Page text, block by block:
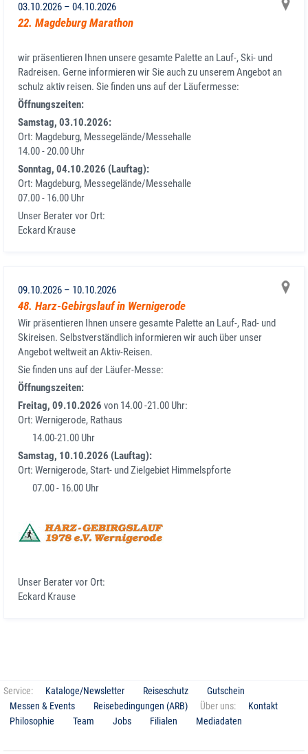
03.10.2026 – 04.10.2026
22. Magdeburg Marathon
wir präsentieren Ihnen unsere gesamte Palette an Lauf-, Ski- und
Radreisen. Gerne informieren wir Sie auch zu unserem Angebot an
schulz aktiv reisen. Sie finden uns auf der Läufermesse:
Öffnungszeiten:
Samstag, 03.10.2026:
Ort: Magdeburg, Messegelände/Messehalle
14.00 - 20.00 Uhr
Sonntag, 04.10.2026 (Lauftag):
Ort: Magdeburg, Messegelände/Messehalle
07.00 - 16.00 Uhr
Unser Berater vor Ort:
Eckard Krause
09.10.2026 – 10.10.2026
48. Harz-Gebirgslauf in Wernigerode
Wir präsentieren Ihnen unsere gesamte Palette an Lauf-, Rad- und
Skireisen. Selbstverständlich informieren wir auch über unser
Angebot weltweit an Aktiv-Reisen.
Sie finden uns auf der Läufer-Messe:
Öffnungszeiten:
Freitag, 09.10.2026 von 14.00 -21.00 Uhr:
Ort: Wernigerode, Rathaus
14.00-21.00 Uhr
Samstag, 10.10.2026 (Lauftag):
Ort: Wernigerode, Start- und Zielgebiet Himmelspforte
07.00 - 16.00 Uhr
Unser Berater vor Ort:
Eckard Krause
Service: Kataloge/Newsletter Reiseschutz
Gutschein
Messen & Events
Reisebedingungen (ARB) Über uns:
Kontakt
Philosophie
Team Jobs Filialen Mediadaten